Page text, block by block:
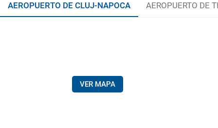
AEROPUERTO DE CLUJ-NAPOCA AEROPUERTO DE
VER MAPA